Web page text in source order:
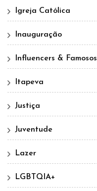
Igreja Católica
Inauguração
Influencers & Famosos
Itapeva
Justiça
Juventude
Lazer
LGBTQIA+